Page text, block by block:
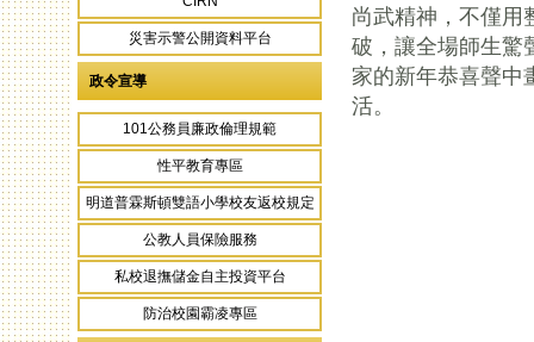
災害示警公開資料平台
政令宣導
101公務員廉政倫理規範
性平教育專區
明道普霖斯頓雙語小學校友返校規定
公教人員保險服務
私校退撫儲金自主投資平台
防治校園霸凌專區
尚武精神，不僅用
破，讓全場師生驚
家的新年恭喜聲中
活。